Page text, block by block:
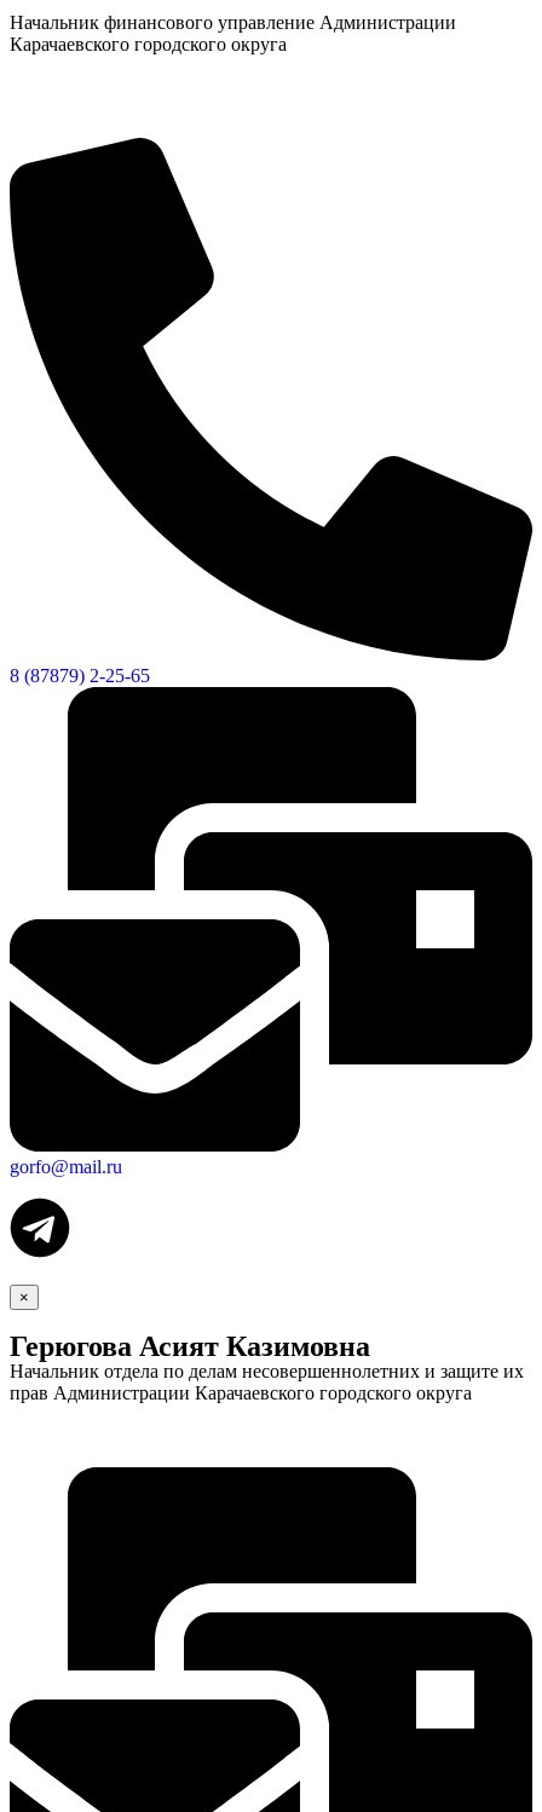
КСП КГО
Начальник финансового управление Администрации
Карачаевского городского округа
8 (87879) 2-25-65
gorfo@mail.ru
×
Герюгова Асият Казимовна
Начальник отдела по делам несовершеннолетних и защите их
прав Администрации Карачаевского городского округа